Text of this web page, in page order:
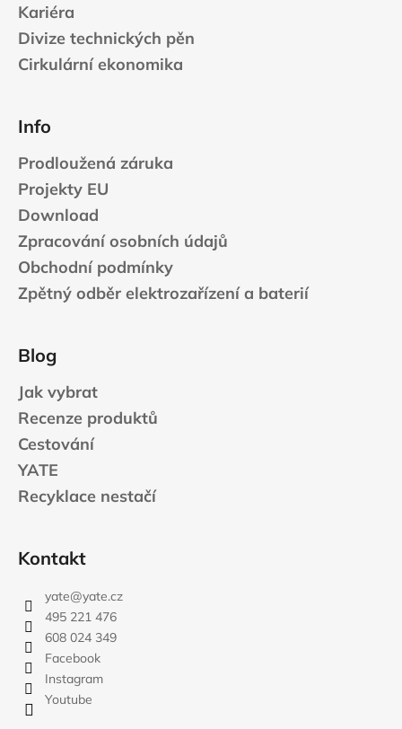
Kariéra
Divize technických pěn
Cirkulární ekonomika
Info
Prodloužená záruka
Projekty EU
Download
Zpracování osobních údajů
Obchodní podmínky
Zpětný odběr elektrozařízení a baterií
Blog
Jak vybrat
Recenze produktů
Cestování
YATE
Recyklace nestačí
Kontakt
yate@yate.cz
495 221 476
608 024 349
Facebook
Instagram
Youtube